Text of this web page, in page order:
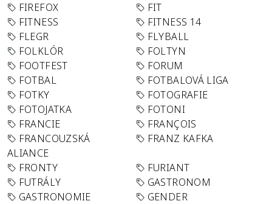
FIREFOX
FIT
FITNESS
FITNESS 14
FLEGR
FLYBALL
FOLKLÓR
FOLTYN
FOOTFEST
FORUM
FOTBAL
FOTBALOVÁ LIGA
FOTKY
FOTOGRAFIE
FOTOJATKA
FOTONI
FRANCIE
FRANÇOIS
FRANCOUZSKÁ
ALIANCE
FRANZ KAFKA
FRONTY
FURIANT
FUTRÁLY
GASTRONOM
GASTRONOMIE
GENDER